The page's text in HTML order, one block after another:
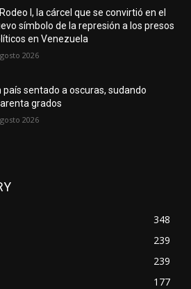
I, la cárcel que se convirtió en el
símbolo de la represión a los presos
en Venezuela
2026
país sentado a oscuras, sudando
grados
2026
348
239
239
177